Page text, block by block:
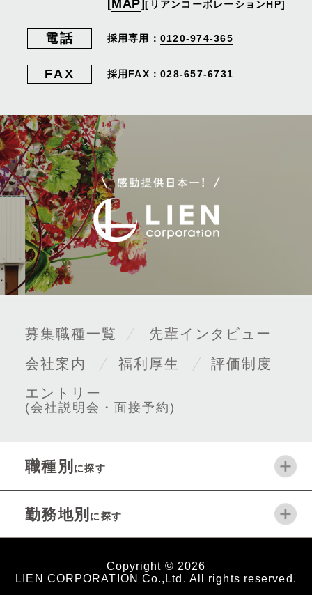
[MAP][ リアンコーポレーションHP]
電話 採用専用： 0120-974-365
FAX 採用FAX：028-657-6731
募集職種一覧
先輩インタビュー
会社案内
福利厚生
評価制度
エントリー
(会社説明会・面接予約)
職種別 に探す
勤務地別 に探す
Copyright © 2026
LIEN CORPORATION Co.,Ltd. All rights reserved.